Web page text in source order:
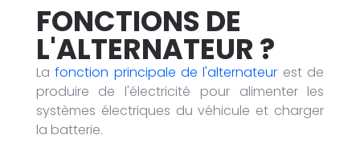
FONCTIONS DE
L'ALTERNATEUR ?
Lafonction principale de l'alternateur est de
produire de l'électricité pour alimenter les
systèmes électriques du véhicule et charger
la batterie.